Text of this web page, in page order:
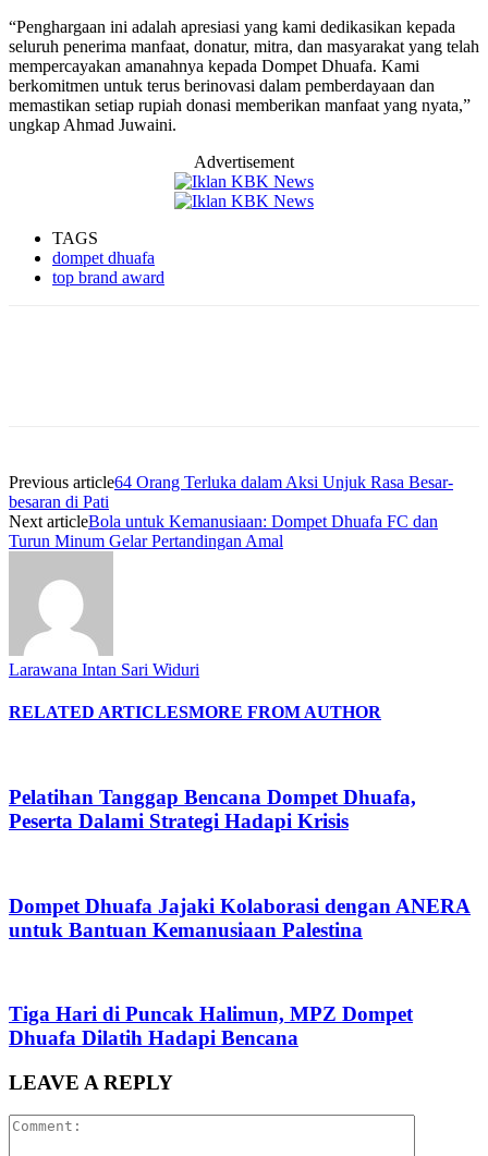
“Penghargaan ini adalah apresiasi yang kami dedikasikan kepada
seluruh penerima manfaat, donatur, mitra, dan masyarakat yang telah
mempercayakan amanahnya kepada Dompet Dhuafa. Kami
berkomitmen untuk terus berinovasi dalam pemberdayaan dan
memastikan setiap rupiah donasi memberikan manfaat yang nyata,”
ungkap Ahmad Juwaini.
Advertisement
TAGS
dompet dhuafa
top brand award
Previous article64 Orang Terluka dalam Aksi Unjuk Rasa Besar-
besaran di Pati
Next articleBola untuk Kemanusiaan: Dompet Dhuafa FC dan
Turun Minum Gelar Pertandingan Amal
Larawana Intan Sari Widuri
RELATED ARTICLESMORE FROM AUTHOR
Pelatihan Tanggap Bencana Dompet Dhuafa,
Peserta Dalami Strategi Hadapi Krisis
Dompet Dhuafa Jajaki Kolaborasi dengan ANERA
untuk Bantuan Kemanusiaan Palestina
Tiga Hari di Puncak Halimun, MPZ Dompet
Dhuafa Dilatih Hadapi Bencana
LEAVE A REPLY